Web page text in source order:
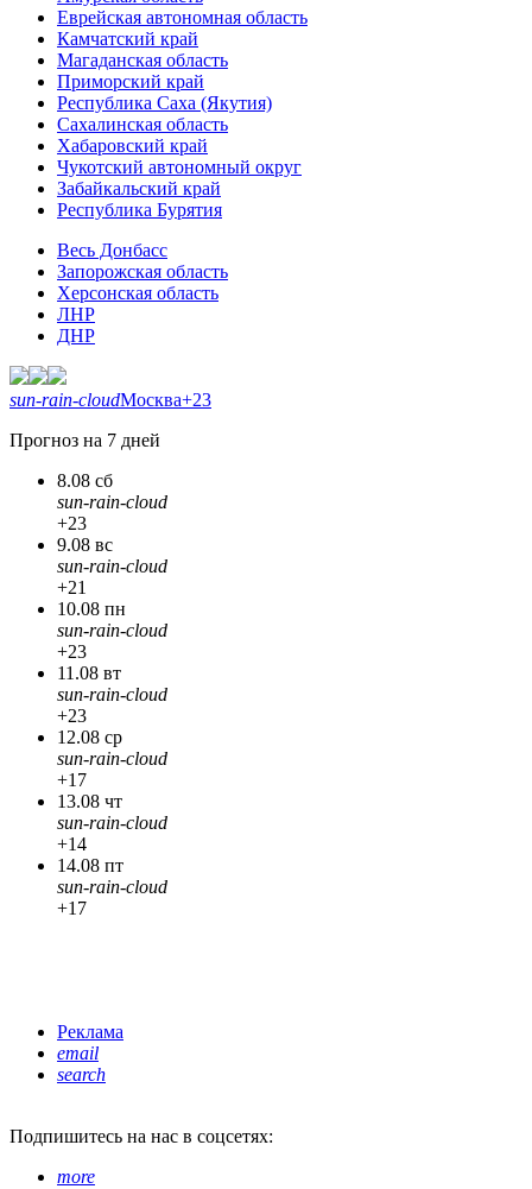
Еврейская автономная область
Камчатский край
Магаданская область
Приморский край
Республика Саха (Якутия)
Сахалинская область
Хабаровский край
Чукотский автономный округ
Забайкальский край
Республика Бурятия
Весь Донбасс
Запорожская область
Херсонская область
ЛНР
ДНР
sun-rain-cloudМосква+23
Прогноз на 7 дней
8.08 сб
sun-rain-cloud
+23
9.08 вс
sun-rain-cloud
+21
10.08 пн
sun-rain-cloud
+23
11.08 вт
sun-rain-cloud
+23
12.08 ср
sun-rain-cloud
+17
13.08 чт
sun-rain-cloud
+14
14.08 пт
sun-rain-cloud
+17
Реклама
email
search
Подпишитесь на нас в соцсетях:
more